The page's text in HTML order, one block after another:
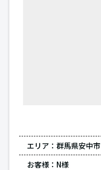
エリア： 群馬県安中市
お客様： N様